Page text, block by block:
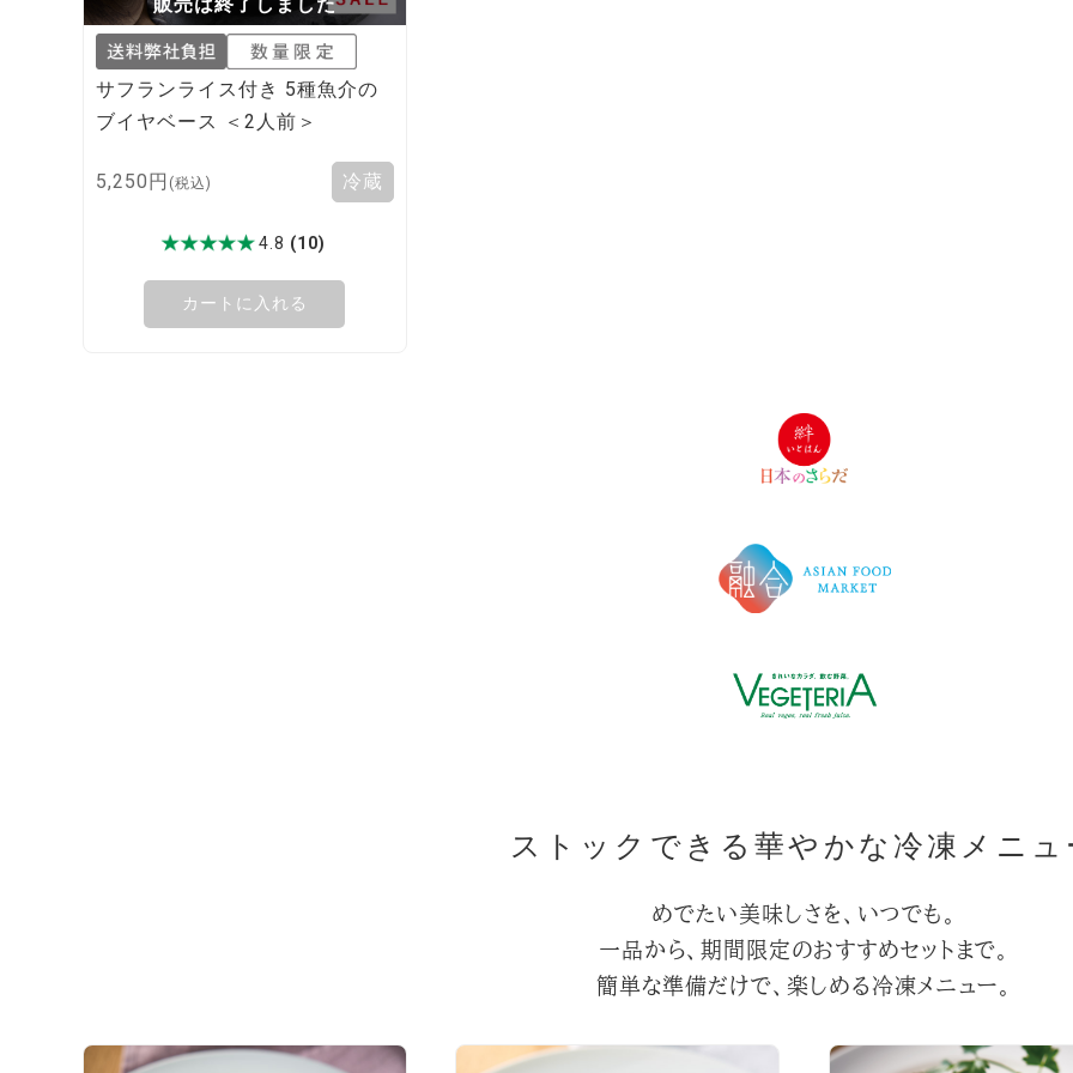
サフランライス付き 5種魚介の
ブイヤベース ＜2人前＞
5,250円 (税込)
4.8 (10)
カートに入れる
ストックできる華やかな冷凍メニュ
めでたい美味しさを、いつでも。
一品から、期間限定のおすすめセットまで。
簡単な準備だけで、楽しめる冷凍メニュー。